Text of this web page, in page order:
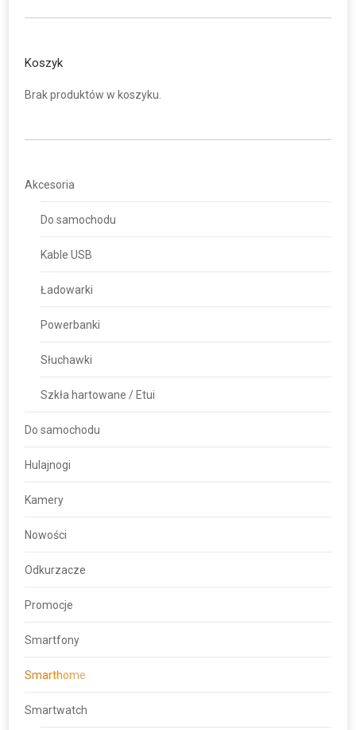
Koszyk
Brak produktów w koszyku.
Akcesoria
Do samochodu
Kable USB
Ładowarki
Powerbanki
Słuchawki
Szkła hartowane / Etui
Do samochodu
Hulajnogi
Kamery
Nowości
Odkurzacze
Promocje
Smartfony
Smarthome
Smartwatch